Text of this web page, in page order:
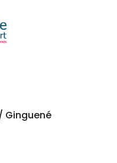
Ginguené